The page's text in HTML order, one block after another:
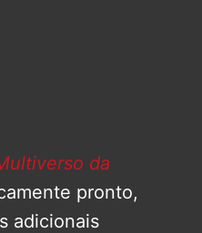
da
pronto,
adicionais